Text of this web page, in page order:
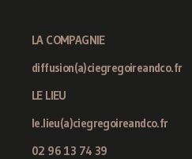
LA COMPAGNIE
diffusion(a)ciegregoireandco.fr
LE LIEU
le.lieu(a)ciegregoireandco.fr
02 96 13 74 39